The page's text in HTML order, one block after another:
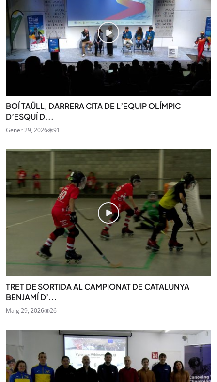
BOÍ TAÜLL, DARRERA CITA DE L’EQUIP OLÍMPIC
D’ESQUÍ D...
Gener 29, 2026 91
TRET DE SORTIDA AL CAMPIONAT DE CATALUNYA
BENJAMÍ D’...
Maig 29, 2026 26